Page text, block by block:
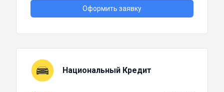
Оформить заявку
Национальный Кредит